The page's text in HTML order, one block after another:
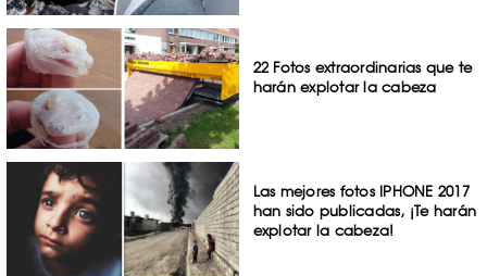
22 Fotos extraordinarias que te
harán explotar la cabeza
Las mejores fotos IPHONE 2017
han sido publicadas, ¡Te harán
explotar la cabeza!